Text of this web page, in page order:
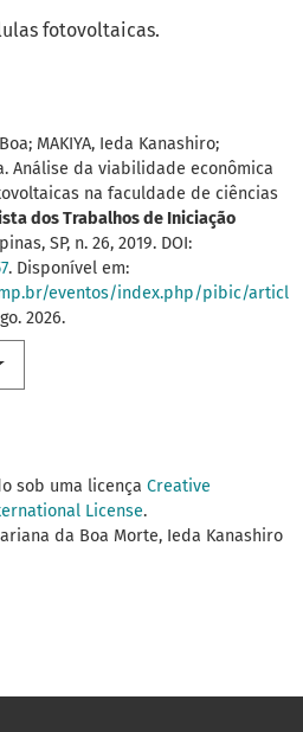
fotovoltaicas.
MAKIYA, Ieda Kanashiro;
Análise da viabilidade econômica
na faculdade de ciências
dos Trabalhos de Iniciação
SP, n. 26, 2019. DOI:
. Disponível em:
eventos/index.php/pibic/articl
2026.
sob uma licença Creative
License.
da Boa Morte, Ieda Kanashiro